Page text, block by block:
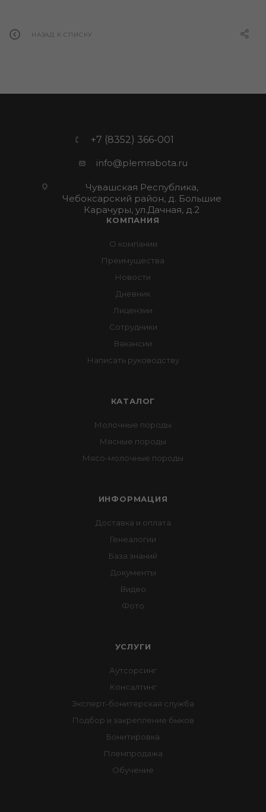
НАЗАД К СПИСКУ
+7 (8352) 366-001
info@plemrabota.ru
Чувашская Республика,
Чебоксарский район, д. Большие
Карачуры, ул.Дачная, д.2
КОМПАНИЯ
О компании
Преимущества
Новости
Дневник
Лицензии
Сотрудники
Вакансии
Написать руководству
КАТАЛОГ
Молочные породы
Мясные породы
Мясо-молочные породы
ИНФОРМАЦИЯ
Доставка и оплата
Генеалогии
База знаний
Документы
Видео
Фото
УСЛУГИ
Аутсорсинг
Консалтинг
Эксперт-бонитерская служба
Подбор и закрепление быков
Бонитировка
Племпродажа
Обучение